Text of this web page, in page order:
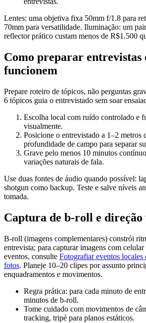
Lentes: uma objetiva fixa 50mm f/1.8 para
70mm para versatilidade. Iluminação: um
reflector prático custam menos de R$1.500
Como preparar entrevistas
funcionem
Prepare roteiro de tópicos, não perguntas
6 tópicos guia o entrevistado sem soar
Escolha local com ruído controlado e
visualmente.
Posicione o entrevistado a 1–2 metros
profundidade de campo para separar
Grave pelo menos 10 minutos
variações naturais de fala.
Use duas fontes de áudio quando possível:
shotgun como backup. Teste e salve níveis
tomada.
Captura de b-roll e direção
B‑roll (imagens complementares) constrói
entrevista; para capturar imagens com
eventos, consulte Fotografiar eventos
fotos. Planeje 10–20 clipes por assunto
enquadramentos e movimentos.
Regra prática: para cada minuto de
minutos de b‑roll.
Tome cuidado com movimentos de
tracking, tripé para planos estáticos.